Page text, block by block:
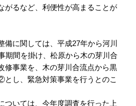
がるなど、利便性が高まることが
備に関しては、平成27年から河川
期間を掛け、松原から木の芽川合
事業を、木の芽川合流点から黒
し、緊急対策事業を行うとのこ
ついては、今年度調査を行った上